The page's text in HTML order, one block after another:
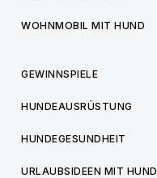
WOHNMOBIL MIT HUND
GEWINNSPIELE
HUNDEAUSRÜSTUNG
HUNDEGESUNDHEIT
URLAUBSIDEEN MIT HUND